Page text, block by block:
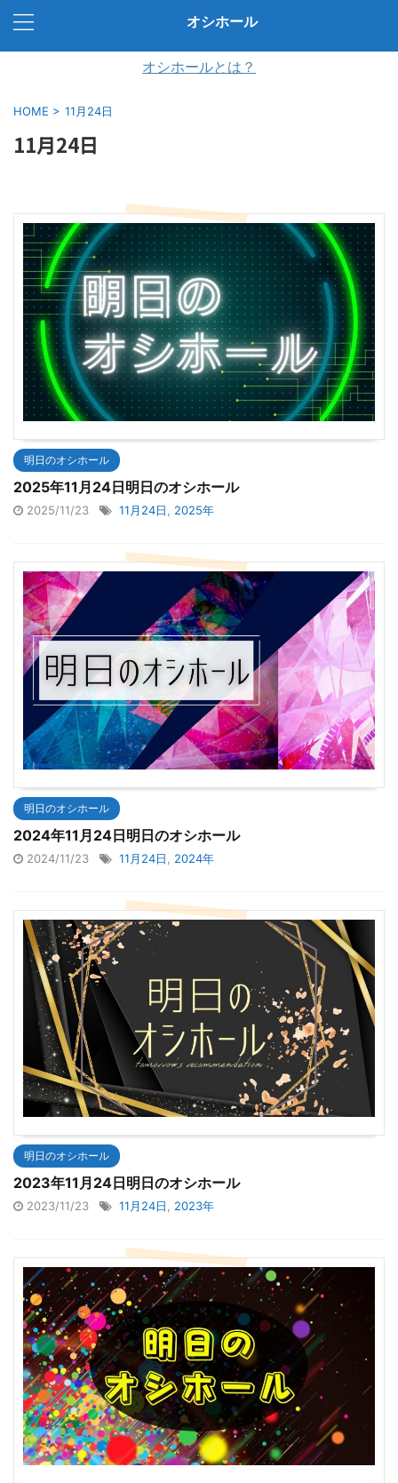
オシホール
オシホールとは？
HOME > 11月24日
11月24日
明日のオシホール
2025年11月24日明日のオシホール
2025/11/23 11月24日 2025年
明日のオシホール
2024年11月24日明日のオシホール
2024/11/23 11月24日 2024年
明日のオシホール
2023年11月24日明日のオシホール
2023/11/23 11月24日, 2023年